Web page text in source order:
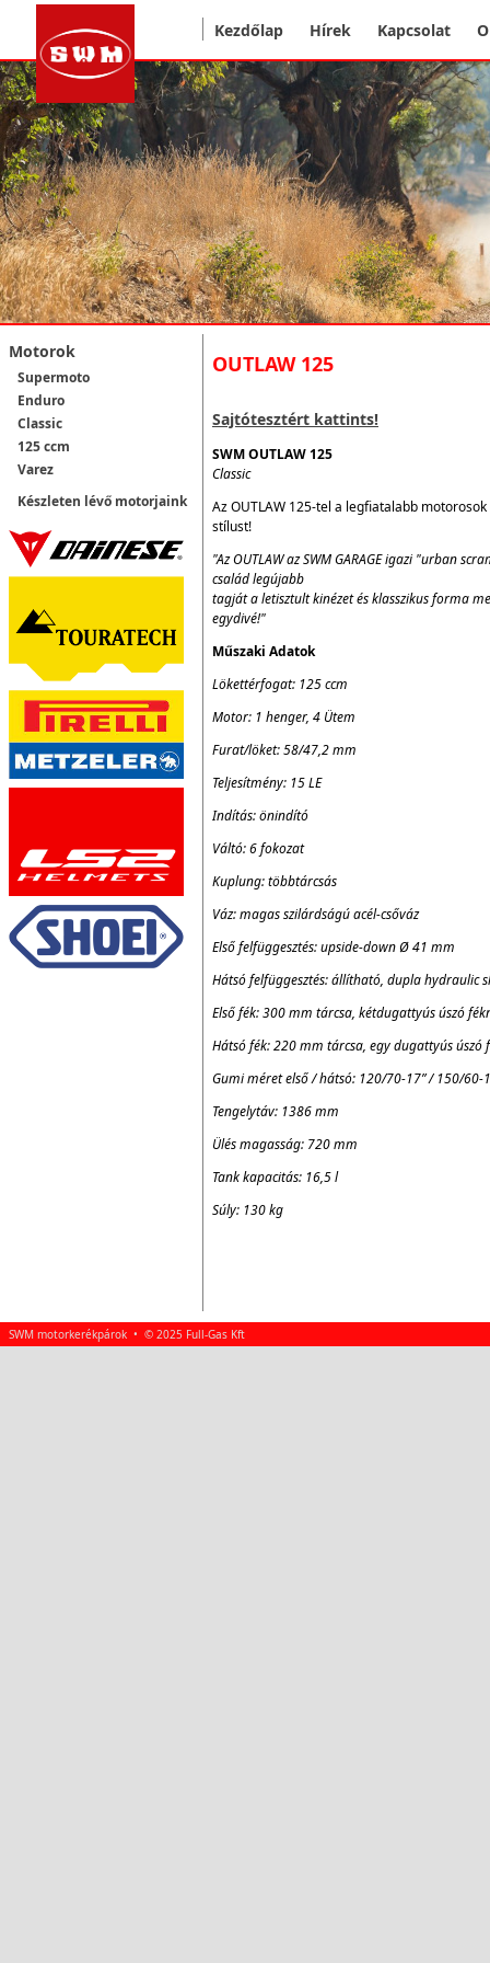
Kezdőlap Hírek Kapcsolat
Motorok
Supermoto
Enduro
Classic
125 ccm
Varez
Készleten lévő motorjaink
OUTLAW 125
Sajtótesztért kattints!
SWM OUTLAW 125
Classic
Az OUTLAW 125-tel a legfiatalabb
stílust!
"Az OUTLAW az SWM GARAGE igazi "urban
család legújabb
tagját a letisztult kinézet és klasszikus forma
egydivé!"
Műszaki Adatok
Lökettérfogat: 125 ccm
Motor: 1 henger, 4 Ütem
Furat/löket: 58/47,2 mm
Teljesítmény: 15 LE
Indítás: önindító
Váltó: 6 fokozat
Kuplung: többtárcsás
Váz: magas szilárdságú acél-csőváz
Első felfüggesztés: upside-down Ø 41 mm
Hátsó felfüggesztés: állítható, dupla hydraulic
Első fék: 300 mm tárcsa, kétdugattyús úszó
Hátsó fék: 220 mm tárcsa, egy dugattyús úszó
Gumi méret első / hátsó: 120/70-17” / 150/60-
Tengelytáv: 1386 mm
Ülés magasság: 720 mm
Tank kapacitás: 16,5 l
Súly: 130 kg
SWM motorkerékpárok • © 2025 Full-Gas Kft